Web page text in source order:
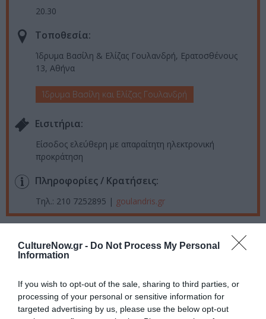
CultureNow.gr - Do Not Process My Personal
Information
If you wish to opt-out of the sale, sharing to third parties, or
processing of your personal or sensitive information for
targeted advertising by us, please use the below opt-out
20.30
Τοποθεσία:
Ίδρυμα Βασίλη & Ελίζας Γουλανδρή, Ερατοσθένους
13, Αθήνα
Ίδρυμα Βασίλη και Ελίζας Γουλανδρή
Eισιτήρια:
Είσοδος ελεύθερη με απαραίτητη ηλεκτρονική
προκράτηση
Πληροφορίες / Κρατήσεις:
Τηλ.: 210 7252895 | goulandris.gr
Google News και
μάθετε πρώτοι όλες τις ειδήσεις
Πολιτισμό στοCulturenow.gr